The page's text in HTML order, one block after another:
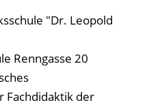
"Dr. Leopold
Renngasse 20
Fachdidaktik der